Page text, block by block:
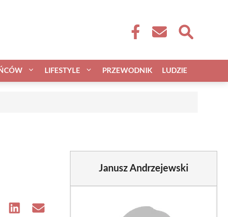
LIFESTYLE PRZEWODNIK LUDZIE
Share Share
Janusz Andrzejewski